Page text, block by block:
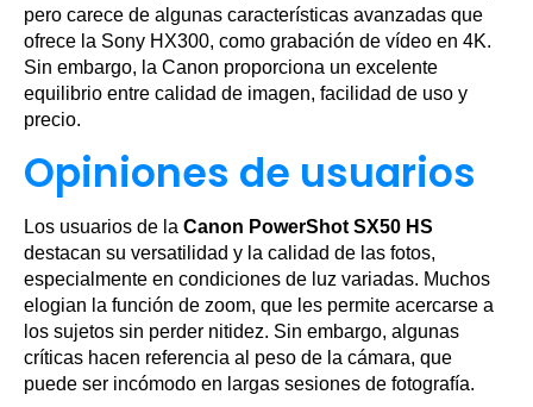
pero carece de algunas características avanzadas que
ofrece la Sony HX300, como grabación de vídeo en 4K.
Sin embargo, la Canon proporciona un excelente
equilibrio entre calidad de imagen, facilidad de uso y
precio.
Opiniones de usuarios
Los usuarios de la Canon PowerShot SX50 HS
destacan su versatilidad y la calidad de las fotos,
especialmente en condiciones de luz variadas. Muchos
elogian la función de zoom, que les permite acercarse a
los sujetos sin perder nitidez. Sin embargo, algunas
críticas hacen referencia al peso de la cámara, que
puede ser incómodo en largas sesiones de fotografía.